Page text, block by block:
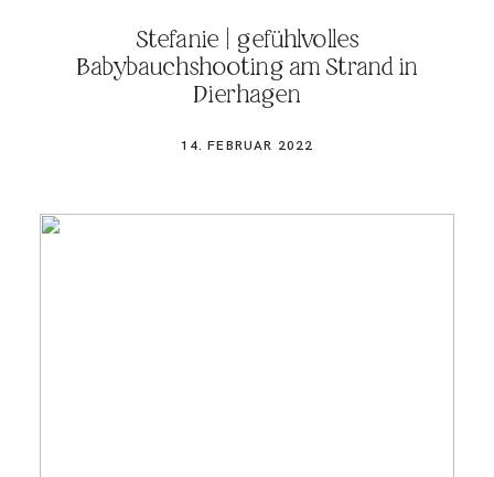
Stefanie | gefühlvolles
Babybauchshooting am Strand in
Dierhagen
14. FEBRUAR 2022